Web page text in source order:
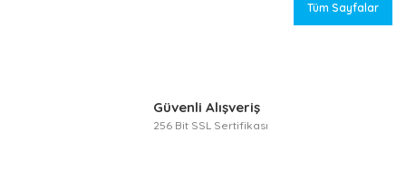
Tüm Sayfalar
Güvenli Alışveriş
256 Bit SSL Sertifikası